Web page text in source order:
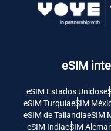
eSIM
eSIM Estados Unidos
eSIM TurquíaeSIM
eSIM de TailandiaeSIM
eSIM IndiaeSIM